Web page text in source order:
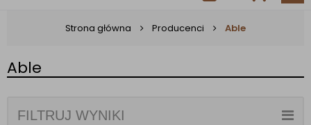
Strona główna Producenci Able
Able
FILTRUJ WYNIKI